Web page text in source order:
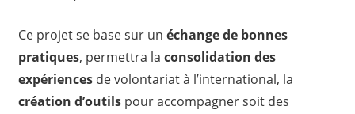
Ce projet se base sur un échange de bonnes
pratiques, permettra la consolidation des
expériences de volontariat à l’international, la
création d’outilspour accompagner soit des